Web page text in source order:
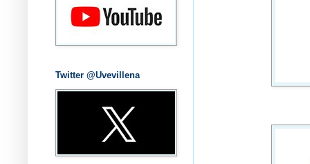
Twitter @Uvevillena